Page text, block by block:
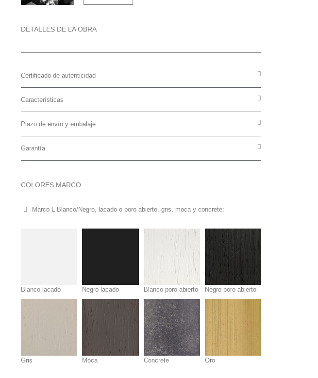
DETALLES DE LA OBRA
Certificado de autenticidad
Características
Plazo de envío y embalaje
Garantía
COLORES MARCO
Marco L Blanco/Negro, lacado o poro abierto, gris, moca y concrete:
Blanco lacado Negro lacado Blanco poro abierto Negro poro abierto
Gris Moca Concrete Oro